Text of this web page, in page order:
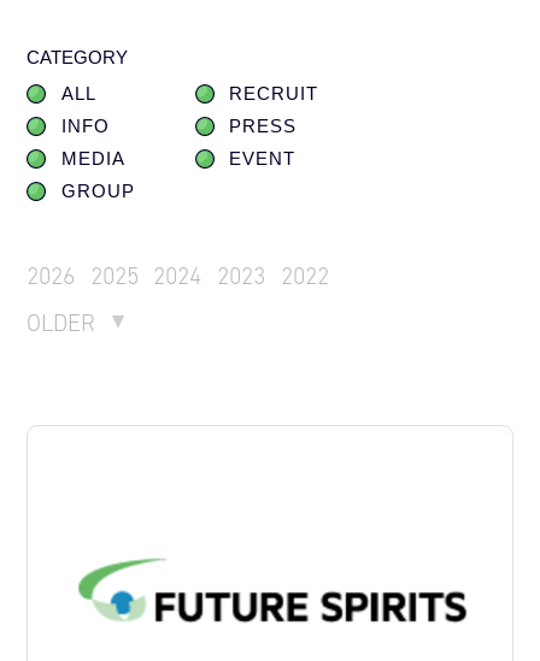
CATEGORY
ALL
RECRUIT
INFO
PRESS
MEDIA
EVENT
GROUP
2026 2025 2024 2023
2022
OLDER